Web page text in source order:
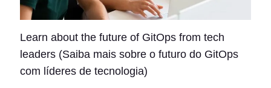
Learn about the future of GitOps from tech
leaders (Saiba mais sobre o futuro do GitOps
com líderes de tecnologia)